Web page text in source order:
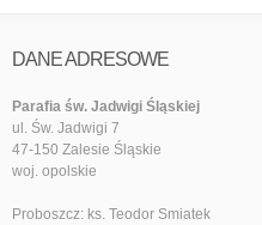
DANE ADRESOWE
Parafia św. Jadwigi Śląskiej
ul. Św. Jadwigi 7
47-150 Zalesie Śląskie
woj. opolskie
Proboszcz: ks. Teodor Smiatek